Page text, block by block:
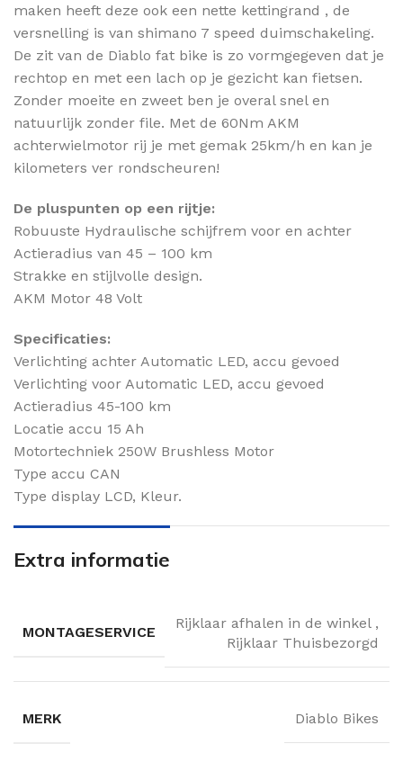
maken heeft deze ook een nette kettingrand , de
versnelling is van shimano 7 speed duimschakeling.
De zit van de Diablo fat bike is zo vormgegeven dat je
rechtop en met een lach op je gezicht kan fietsen.
Zonder moeite en zweet ben je overal snel en
natuurlijk zonder file. Met de 60Nm AKM
achterwielmotor rij je met gemak 25km/h en kan je
kilometers ver rondscheuren!
De pluspunten op een rijtje:
Robuuste Hydraulische schijfrem voor en achter
Actieradius van 45 – 100 km
Strakke en stijlvolle design.
AKM Motor 48 Volt
Specificaties:
Verlichting achter Automatic LED, accu gevoed
Verlichting voor Automatic LED, accu gevoed
Actieradius 45-100 km
Locatie accu 15 Ah
Motortechniek 250W Brushless Motor
Type accu CAN
Type display LCD, Kleur.
Extra informatie
MONTAGESERVICE
Rijklaar afhalen in de winkel ,
Rijklaar Thuisbezorgd
MERK Diablo Bikes